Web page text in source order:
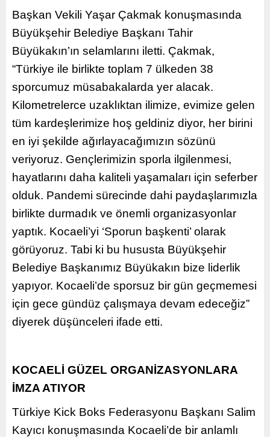
Başkan Vekili Yaşar Çakmak konuşmasında
Büyükşehir Belediye Başkanı Tahir
Büyükakın’ın selamlarını iletti. Çakmak,
“Türkiye ile birlikte toplam 7 ülkeden 38
sporcumuz müsabakalarda yer alacak.
Kilometrelerce uzaklıktan ilimize, evimize gelen
tüm kardeşlerimize hoş geldiniz diyor, her birini
en iyi şekilde ağırlayacağımızın sözünü
veriyoruz. Gençlerimizin sporla ilgilenmesi,
hayatlarını daha kaliteli yaşamaları için seferber
olduk. Pandemi sürecinde dahi paydaşlarımızla
birlikte durmadık ve önemli organizasyonlar
yaptık. Kocaeli’yi ‘Sporun başkenti’ olarak
görüyoruz. Tabi ki bu hususta Büyükşehir
Belediye Başkanımız Büyükakın bize liderlik
yapıyor. Kocaeli’de sporsuz bir gün geçmemesi
için gece gündüz çalışmaya devam edeceğiz”
diyerek düşünceleri ifade etti.
KOCAELİ GÜZEL ORGANİZASYONLARA
İMZA ATIYOR
Türkiye Kick Boks Federasyonu Başkanı Salim
Kayıcı konuşmasında Kocaeli’de bir anlamlı